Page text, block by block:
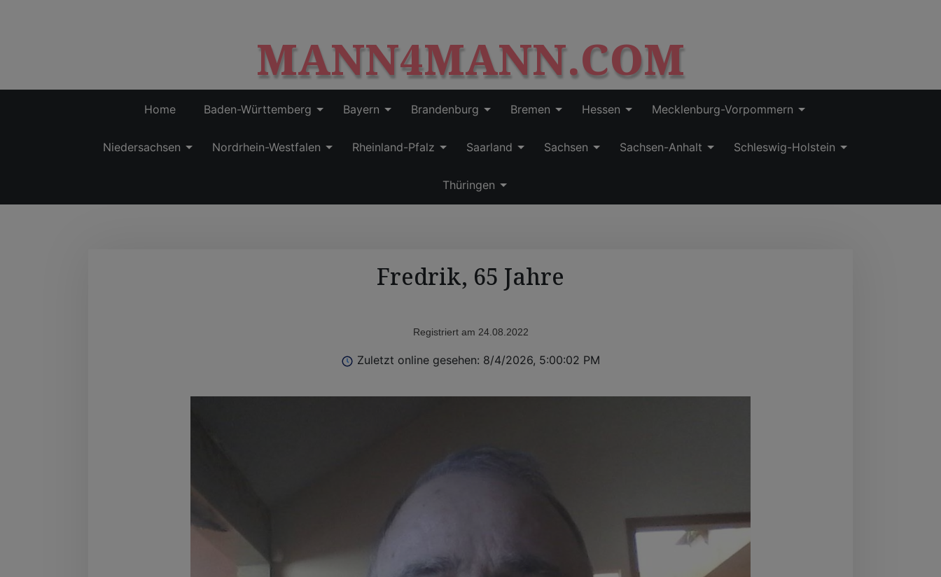
p
t
o
c
n
n
MANN4MANN.COM
Home Baden-Württemberg Bayern Brandenburg Bremen Hessen Mecklenburg-Vorpommern
Niedersachsen Nordrhein-Westfalen Rheinland-Pfalz Saarland Sachsen Sachsen-Anhalt Schleswig-Holstein
Thüringen
Fredrik, 65 Jahre
Registriert am 24.08.2022
Zuletzt online gesehen: 8/4/2026, 5:00:02 PM